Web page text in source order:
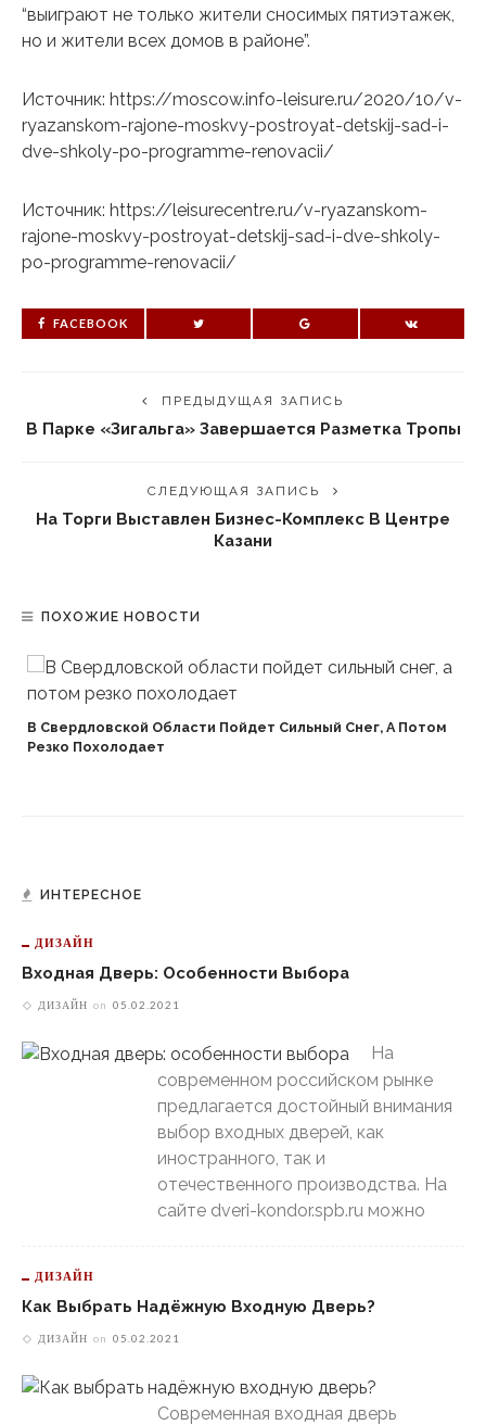
“выиграют не только жители сносимых пятиэтажек,
но и жители всех домов в районе”.
Источник: https://moscow.info-leisure.ru/2020/10/v-
ryazanskom-rajone-moskvy-postroyat-detskij-sad-i-
dve-shkoly-po-programme-renovacii/
Источник: https://leisurecentre.ru/v-ryazanskom-
rajone-moskvy-postroyat-detskij-sad-i-dve-shkoly-
po-programme-renovacii/
FACEBOOK
ПРЕДЫДУЩАЯ ЗАПИСЬ
В Парке «Зигальга» Завершается Разметка Тропы
СЛЕДУЮЩАЯ ЗАПИСЬ
На Торги Выставлен Бизнес-Комплекс В Центре
Казани
ПОХОЖИЕ НОВОСТИ
В Свердловской Области Пойдет Сильный Снег, А Потом
Резко Похолодает
ИНТЕРЕСНОЕ
ДИЗАЙН
Входная Дверь: Особенности Выбора
ДИЗАЙН on 05.02.2021
На
современном российском рынке
предлагается достойный внимания
выбор входных дверей, как
иностранного, так и
отечественного производства. На
сайте dveri-kondor.spb.ru можно
ДИЗАЙН
Как Выбрать Надёжную Входную Дверь?
ДИЗАЙН on 05.02.2021
Современная входная дверь